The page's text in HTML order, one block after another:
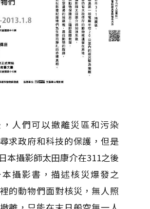
人們可以撤離災區和污染
求政府和科技的保護，但是
本攝影師太田康介在311之後
攝影書，描述核災爆發之
的動物們面對核災，無人照